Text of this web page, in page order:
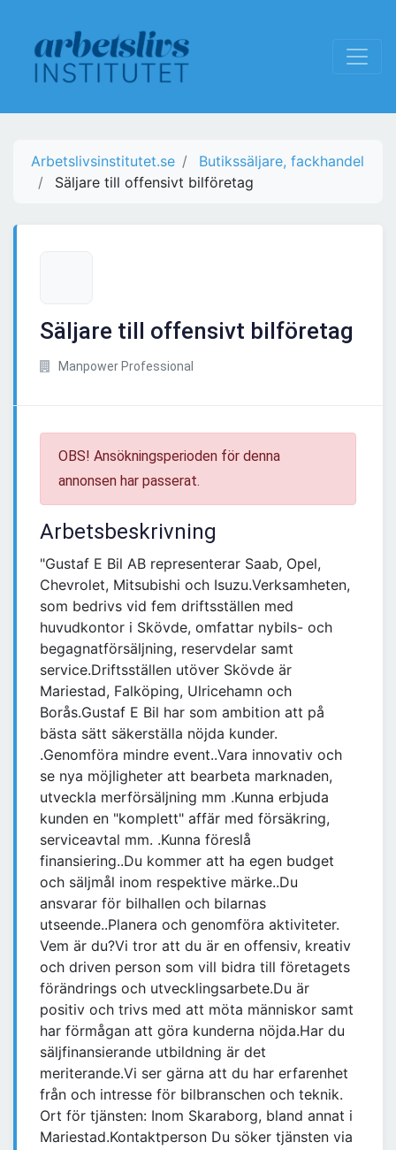
Arbetslivsinstitutet.se
Butikssäljare, fackhandel
Säljare till offensivt bilföretag
Säljare till offensivt bilföretag
Manpower Professional
OBS! Ansökningsperioden för denna
annonsen har passerat.
Arbetsbeskrivning
"Gustaf E Bil AB representerar Saab, Opel,
Chevrolet, Mitsubishi och Isuzu.Verksamheten,
som bedrivs vid fem driftsställen med
huvudkontor i Skövde, omfattar nybils- och
begagnatförsäljning, reservdelar samt
service.Driftsställen utöver Skövde är
Mariestad, Falköping, Ulricehamn och
Borås.Gustaf E Bil har som ambition att på
bästa sätt säkerställa nöjda kunder.
.Genomföra mindre event..Vara innovativ och
se nya möjligheter att bearbeta marknaden,
utveckla merförsäljning mm .Kunna erbjuda
kunden en "komplett" affär med försäkring,
serviceavtal mm. .Kunna föreslå
finansiering..Du kommer att ha egen budget
och säljmål inom respektive märke..Du
ansvarar för bilhallen och bilarnas
utseende..Planera och genomföra aktiviteter.
Vem är du?Vi tror att du är en offensiv, kreativ
och driven person som vill bidra till företagets
förändrings och utvecklingsarbete.Du är
positiv och trivs med att möta människor samt
har förmågan att göra kunderna nöjda.Har du
säljfinansierande utbildning är det
meriterande.Vi ser gärna att du har erfarenhet
från och intresse för bilbranschen och teknik.
Ort för tjänsten: Inom Skaraborg, bland annat i
Mariestad.Kontaktperson Du söker tjänsten via